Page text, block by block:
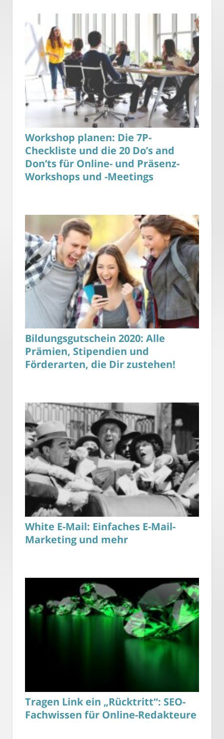
Workshop planen: Die 7P-
Checkliste und die 20 Do’s and
Don’ts für Online- und Präsenz-
Workshops und -Meetings
Bildungsgutschein 2020: Alle
Prämien, Stipendien und
Förderarten, die Dir zustehen!
White E-Mail: Einfaches E-Mail-
Marketing und mehr
Tragen Link ein „Rücktritt“: SEO-
Fachwissen für Online-Redakteure